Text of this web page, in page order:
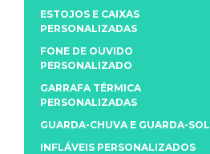
ESTOJOS E CAIXAS
PERSONALIZADAS
FONE DE OUVIDO
PERSONALIZADO
GARRAFA TÉRMICA
PERSONALIZADAS
GUARDA-CHUVA E GUARDA-SOL
INFLÁVEIS PERSONALIZADOS